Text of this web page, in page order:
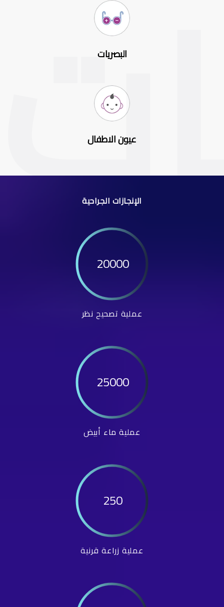
البصريات
عيون الاطفال
الإنجازات الجراحية
20000
عملية تصحيح نظر
25000
عملية ماء أبيض
250
عملية زراعة قرنية